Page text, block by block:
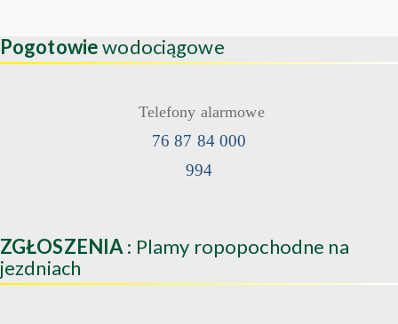
Pogotowiewodociągowe
Telefony alarmowe
76 87 84 000
994
ZGŁOSZENIA : Plamy ropopochodne na
jezdniach